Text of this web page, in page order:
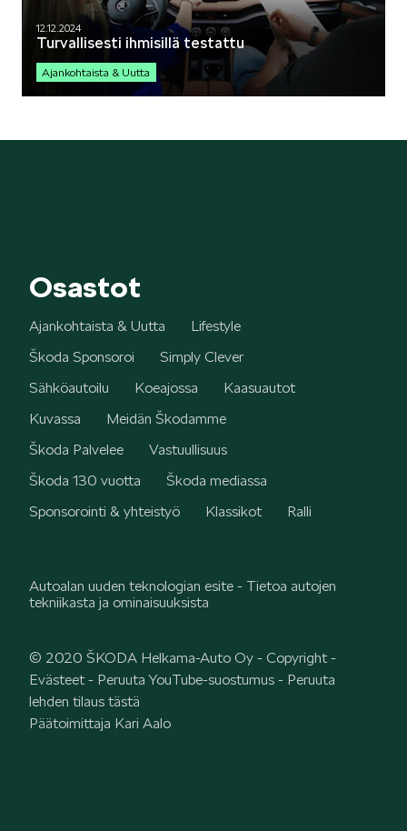
12.12.2024
Turvallisesti ihmisillä testattu
Ajankohtaista & Uutta
Osastot
Ajankohtaista & Uutta
Lifestyle
Škoda Sponsoroi
Simply Clever
Sähköautoilu
Koeajossa
Kaasuautot
Kuvassa
Meidän Škodamme
Škoda Palvelee
Vastuullisuus
Škoda 130 vuotta
Škoda mediassa
Sponsorointi & yhteistyö
Klassikot Ralli
Autoalan uuden teknologian esite - Tietoa autojen
tekniikasta ja ominaisuuksista
© 2020 ŠKODA Helkama-Auto Oy - Copyright-
Evästeet- Peruuta YouTube-suostumus - Peruuta
lehden tilaus tästä
Päätoimittaja Kari Aalo